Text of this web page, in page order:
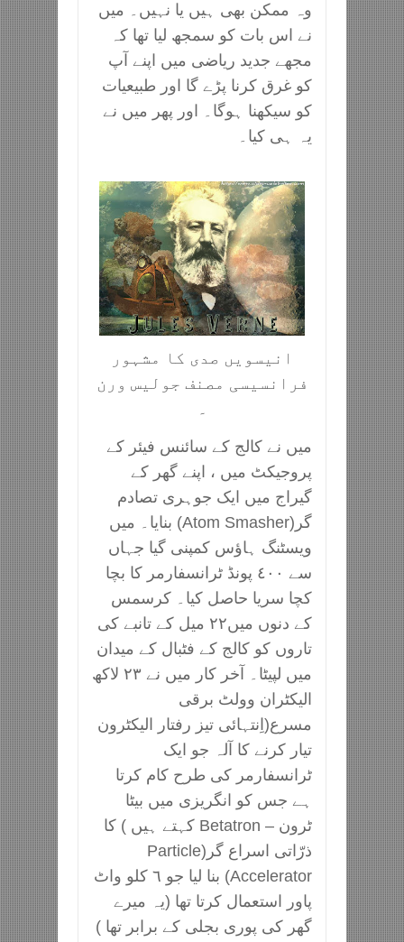
وہ ممکن بھی ہیں یا نہیں۔ میں
نے اس بات کو سمجھ لیا تھا کہ
مجھے جدید ریاضی میں اپنے آپ
کو غرق کرنا پڑے گا اور طبیعیات
کو سیکھنا ہوگا۔ اور پھر میں نے
یہ ہی کیا۔
انیسویں صدی کا مشہور
فرانسیسی مصنف جولیس ورن
میں نے کالج کے سائنس فیئر کے
پروجیکٹ میں ، اپنے گھر کے
گیراج میں ایک جوہری تصادم
گر(Atom Smasher) بنایا۔ میں
ویسٹنگ ہاؤس کمپنی گیا جہاں
سے ٤٠٠ پونڈ ٹرانسفارمر کا بچا
کچا سریا حاصل کیا۔ کرسمس
کے دنوں میں٢٢ میل کے تانبے کی
تاروں کو کالج کے فٹبال کے میدان
میں لپیٹا۔ آخر کار میں نے ٢٣ لاکھ
الیکٹران وولٹ برقی
مسرع(اِنتہائی تیز رفتار الیکٹرون
تیار کرنے کا آلہ جو ایک
ٹرانسفارمر کی طرح کام کرتا
ہے جس کو انگریزی میں بیٹا
ٹرون – Betatron کہتے ہیں ) کا
ذرّاتی اسراع گر(Particle
Accelerator) بنا لیا جو ٦ کلو واٹ
پاور استعمال کرتا تھا (یہ میرے
گھر کی پوری بجلی کے برابر تھا )